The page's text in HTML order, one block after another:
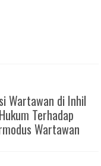
Wartawan di Inhil
Terhadap
Wartawan